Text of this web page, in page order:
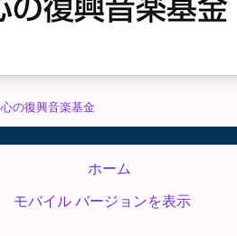
心の復興音楽基金
ホーム
モバイル バージョンを表示